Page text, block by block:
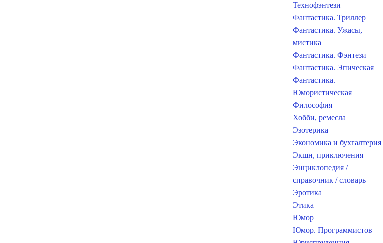
Технофэнтези
Фантастика. Триллер
Фантастика. Ужасы,
мистика
Фантастика. Фэнтези
Фантастика. Эпическая
Фантастика.
Юмористическая
Философия
Хобби, ремесла
Эзотерика
Экономика и бухгалтерия
Экшн, приключения
Энциклопедия /
справочник / словарь
Эротика
Этика
Юмор
Юмор. Программистов